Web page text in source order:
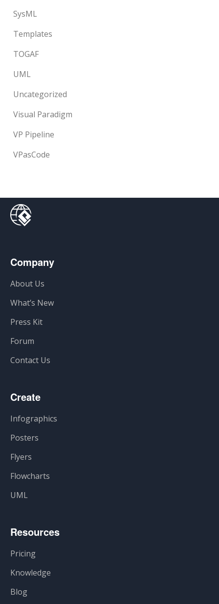
SysML
Templates
TOGAF
UML
Uncategorized
Visual Paradigm
VP Pipeline
VPasCode
Company
About Us
What’s New
Press Kit
Forum
Contact Us
Create
Infographics
Posters
Flyers
Flowcharts
UML
Resources
Pricing
Knowledge
Blog